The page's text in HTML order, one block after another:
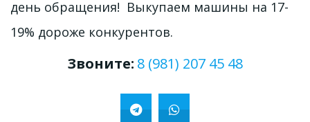
день обращения!  Выкупаем машины на 17-
19% дороже конкурентов.
Звоните: 8 (981) 207 45 48